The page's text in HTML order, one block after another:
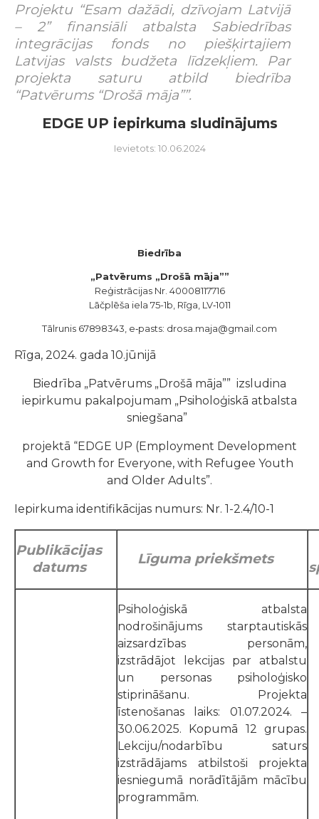
Projektu “Esam dažādi, dzīvojam Latvijā
– 2” finansiāli atbalsta Sabiedrības
integrācijas fonds no piešķirtajiem
Latvijas valsts budžeta līdzekļiem. Par
projekta saturu atbild biedrība
“Patvērums “Drošā māja””.
EDGE UP iepirkuma sludinājums
Ievietots: 10.06.2024
Biedrība
„Patvērums „Drošā māja””
Reģistrācijas Nr. 40008117716
Lāčplēša iela 75-1b, Rīga, LV‑1011
Tālrunis 67898343, e‑pasts: drosa.maja@gmail.com
Rīga, 2024. gada 10.jūnijā
Biedrība „Patvērums „Drošā māja”” izsludina
iepirkumu pakalpojumam „Psiholoģiskā atbalsta
sniegšana”
projektā “EDGE UP (Employment Development
and Growth for Everyone, with Refugee Youth
and Older Adults”.
Iepirkuma identifikācijas numurs: Nr. 1-2.4/10-1
Publikācijas
datums
Līguma priekšmets
Psiholoģiskā atbalsta
nodrošinājums starptautiskās
aizsardzības personām,
izstrādājot lekcijas par atbalstu
un personas psiholoģisko
stiprināšanu. Projekta
īstenošanas laiks: 01.07.2024. –
30.06.2025. Kopumā 12 grupas.
Lekciju/nodarbību saturs
izstrādājams atbilstoši projekta
iesniegumā norādītājām mācību
programmām.